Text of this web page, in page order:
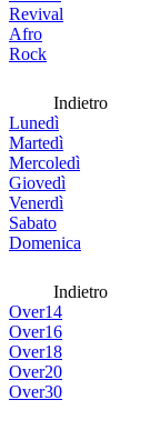
Revival
Afro
Rock
Indietro
Lunedì
Martedì
Mercoledì
Giovedì
Venerdì
Sabato
Domenica
Indietro
Over14
Over16
Over18
Over20
Over30